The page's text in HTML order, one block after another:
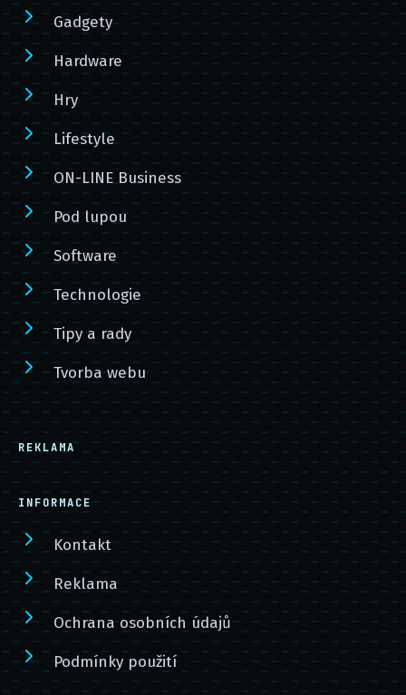
Gadgety
Hardware
Hry
Lifestyle
ON-LINE Business
Pod lupou
Software
Technologie
Tipy a rady
Tvorba webu
REKLAMA
INFORMACE
Kontakt
Reklama
Ochrana osobních údajů
Podmínky použití